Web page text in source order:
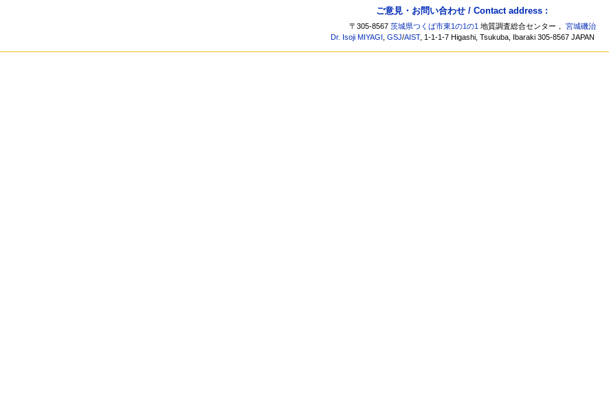
ご意見・お問い合わせ / Contact address :
〒305-8567茨城県つくば市東1の1の1 地質調査総合センター，宮城磯治
Dr. Isoji MIYAGI ,GSJ/AIST, 1-1-1-7 Higashi, Tsukuba, Ibaraki 305-8567 JAPAN